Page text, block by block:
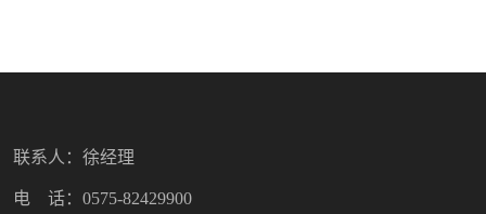
联系人：徐经理
电 话：0575-82429900